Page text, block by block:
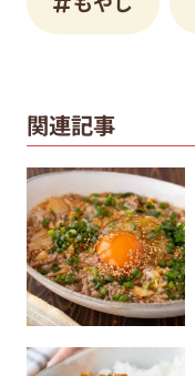
関連記事